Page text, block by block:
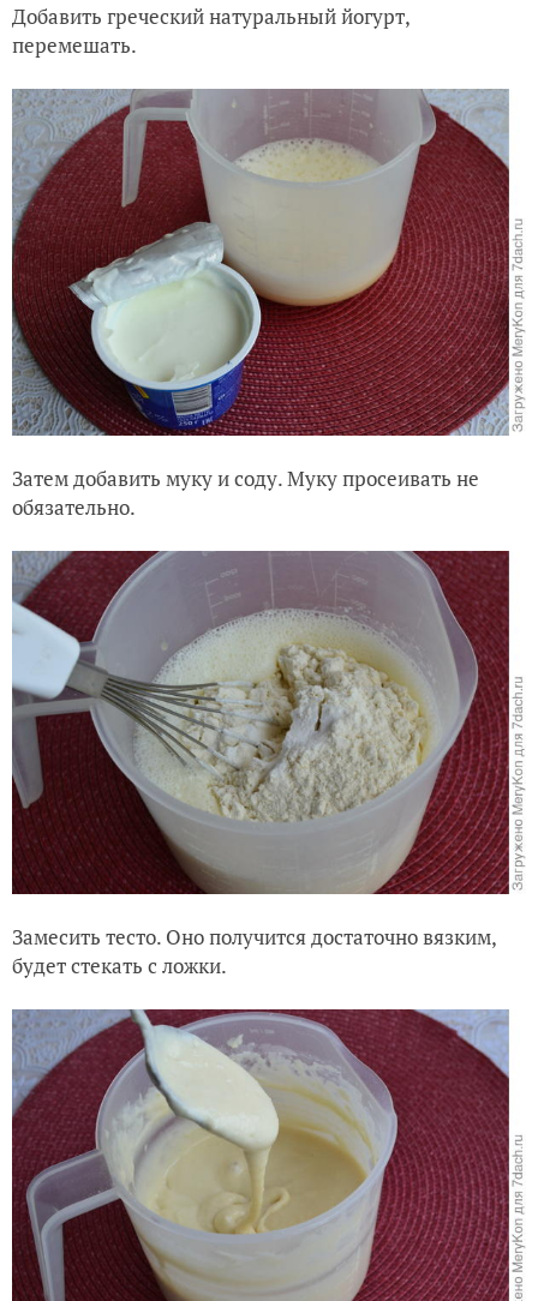
Добавить греческий натуральный йогурт,
перемешать.
Затем добавить муку и соду. Муку просеивать не
обязательно.
Замесить тесто. Оно получится достаточно вязким,
будет стекать с ложки.